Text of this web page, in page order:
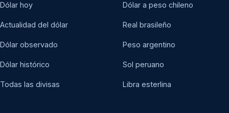
Dólar hoy
Actualidad del dólar
Dólar observado
Dólar histórico
Todas las divisas
Dólar a peso chileno
Real brasileño
Peso argentino
Sol peruano
Libra esterlina